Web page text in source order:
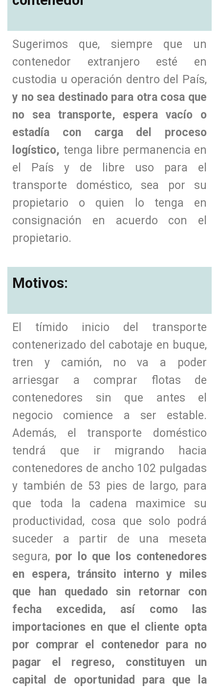
Sugerimos que, siempre que un
contenedor extranjero esté en
custodia u operación dentro del País,
y no sea destinado para otra cosa que
no sea transporte, espera vacío o
estadía con carga del proceso
logístico, tenga libre permanencia en
el País y de libre uso para el
transporte doméstico, sea por su
propietario o quien lo tenga en
consignación en acuerdo con el
propietario.
Motivos:
El tímido inicio del transporte
contenerizado del cabotaje en buque,
tren y camión, no va a poder
arriesgar a comprar flotas de
contenedores sin que antes el
negocio comience a ser estable.
Además, el transporte doméstico
tendrá que ir migrando hacia
contenedores de ancho 102 pulgadas
y también de 53 pies de largo, para
que toda la cadena maximice su
productividad, cosa que solo podrá
suceder a partir de una meseta
segura, por lo que los contenedores
en espera, tránsito interno y miles
que han quedado sin retornar con
fecha excedida, así como las
importaciones en que el cliente opta
por comprar el contenedor para no
pagar el regreso, constituyen un
capital de oportunidad para que la